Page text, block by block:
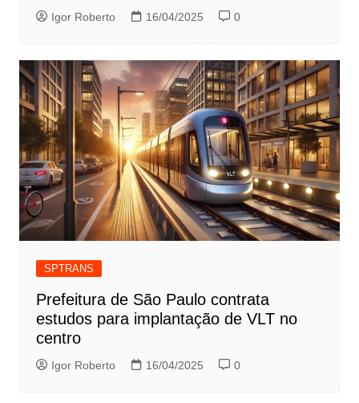
Igor Roberto 16/04/2025 0
SPTRANS
Prefeitura de São Paulo contrata
estudos para implantação de VLT no
centro
Igor Roberto 16/04/2025 0